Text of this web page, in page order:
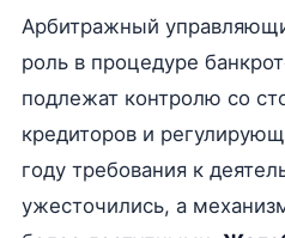
Арбитражный
роль в процедуре
подлежат контролю со
кредиторов и
году требования к
ужесточились, а